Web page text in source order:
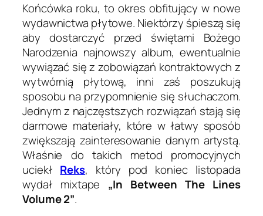
Końcówka roku, to okres obfitujący w nowe
wydawnictwa płytowe. Niektórzy śpieszą się
aby dostarczyć przed świętami Bożego
Narodzenia najnowszy album, ewentualnie
wywiązać się z zobowiązań kontraktowych z
wytwórnią płytową, inni zaś poszukują
sposobu na przypomnienie się słuchaczom.
Jednym z najczęstszych rozwiązań stają się
darmowe materiały, które w łatwy sposób
zwiększają zainteresowanie danym artystą.
Właśnie do takich metod promocyjnych
uciekł Reks, który pod koniec listopada
wydał mixtape „In Between The Lines
Volume 2”.